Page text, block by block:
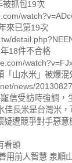
被抓包19次
來已第19次
18件不合格
「山水米」被爆
news/
信受訪時強調，
佳長米是台灣米，
疑遭競爭對手惡意
看頭
用前人智慧 泉順